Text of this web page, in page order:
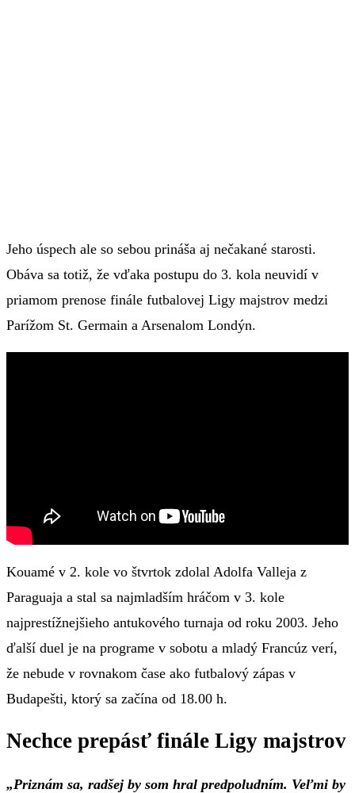
Jeho úspech ale so sebou prináša aj nečakané starosti.
Obáva sa totiž, že vďaka postupu do 3. kola neuvidí v
priamom prenose finále futbalovej Ligy majstrov medzi
Parížom St. Germain a Arsenalom Londýn.
Kouamé v 2. kole vo štvrtok zdolal Adolfa Valleja z
Paraguaja a stal sa najmladším hráčom v 3. kole
najprestížnejšieho antukového turnaja od roku 2003. Jeho
ďalší duel je na programe v sobotu a mladý Francúz verí,
že nebude v rovnakom čase ako futbalový zápas v
Budapešti, ktorý sa začína od 18.00 h.
Nechce prepásť finále Ligy majstrov
„Priznám sa, radšej by som hral predpoludním. Veľmi by